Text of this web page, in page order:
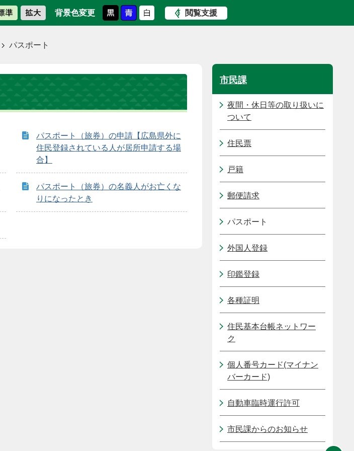
背景色変更 閲覧支援
パスポート
パスポート（旅券）の申請【広島県外に
住民登録されている人が居所申請する場
合】
パスポート（旅券）の名義人がお亡くな
りになったとき
市民課
夜間・休日等の取り扱いに
ついて
住民票
戸籍
郵便請求
パスポート
外国人登録
印鑑登録
各種証明
住民基本台帳ネットワー
ク
個人番号カード(マイナン
バーカード)
自動車臨時運行許可
市民課からのお知らせ